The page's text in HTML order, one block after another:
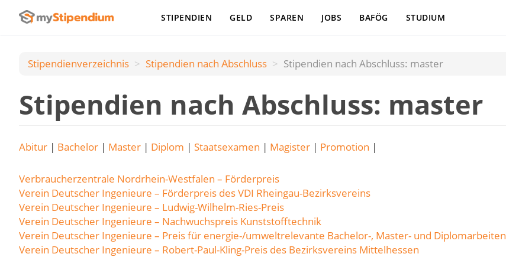
STIPENDIEN GELD SPAREN JOBS BAFÖG STUDIUM
Stipendienverzeichnis Stipendien nach Аbschluss Stipendien nach Abschluss: master
Stipendien nach Abschluss: master
Abitur | Bachelor | Master | Diplom | Staatsexamen | Magister | Promotion |
Verbraucherzentrale Nordrhein-Westfalen – Förderpreis
Verein Deutscher Ingenieure – Förderpreis des VDI Rheingau-Bezirksvereins
Verein Deutscher Ingenieure – Ludwig-Wilhelm-Ries-Preis
Verein Deutscher Ingenieure – Nachwuchspreis Kunststofftechnik
Verein Deutscher Ingenieure – Preis für energie-/umweltrelevante Bachelor-, Master- und Diplomarbeiten
Verein Deutscher Ingenieure – Robert-Paul-Kling-Preis des Bezirksvereins Mittelhessen